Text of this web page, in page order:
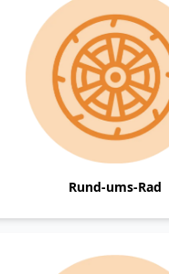
Rund-ums-Rad